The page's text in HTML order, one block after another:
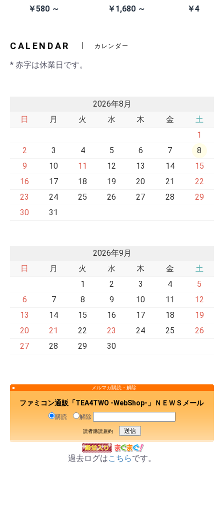
イン電池(CR203
2)
￥580 ～
スクシステム用
交換ベルト
￥1,680 ～
ン本体
黒・連射
￥41,980
CALENDAR カレンダー
* 赤字は休業日です。
2026年8月
日
月 火 水 木 金
土
1
2
3 4 5 6 7
8
9
10 11 12 13 14
15
16
17 18 19 20 21
22
23
24 25 26 27 28
29
30
31
2026年9月
日
月 火 水 木 金
土
1
2 3 4
5
6
7 8 9 10 11
12
13
14 15 16 17 18
19
20
21 22 23 24 25
26
27
28 29 30
メルマガ購読・解除
ファミコン通販「TEA4TWO -WebShop-」ＮＥＷＳメール
購読 解除
読者購読規約
過去ログはこちらです。